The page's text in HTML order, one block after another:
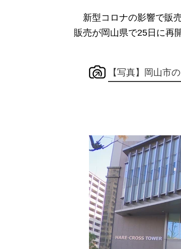
新型コロナの影響で販
販売が岡山県で25日に再
【写真】岡山市